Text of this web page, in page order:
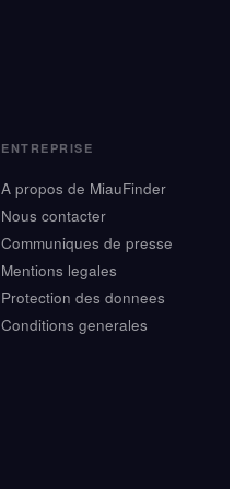
ENTREPRISE
A propos de MiauFinder
Nous contacter
Communiques de presse
Mentions legales
Protection des donnees
Conditions generales